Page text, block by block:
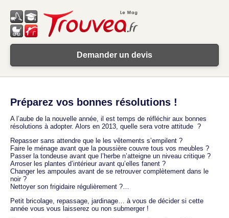
Demander un devis
Préparez vos bonnes résolutions !
A l’aube de la nouvelle année, il est temps de réfléchir aux bonnes
résolutions à adopter. Alors en 2013, quelle sera votre attitude ?
Repasser sans attendre que le les vêtements s’empilent ?
Faire le ménage avant que la poussière couvre tous vos meubles ?
Passer la tondeuse avant que l’herbe n’atteigne un niveau critique ?
Arroser les plantes d’intérieur avant qu’elles fanent ?
Changer les ampoules avant de se retrouver complètement dans le
noir ?
Nettoyer son frigidaire régulièrement ?…
Petit bricolage, repassage, jardinage… à vous de décider si cette
année vous vous laisserez ou non submerger !